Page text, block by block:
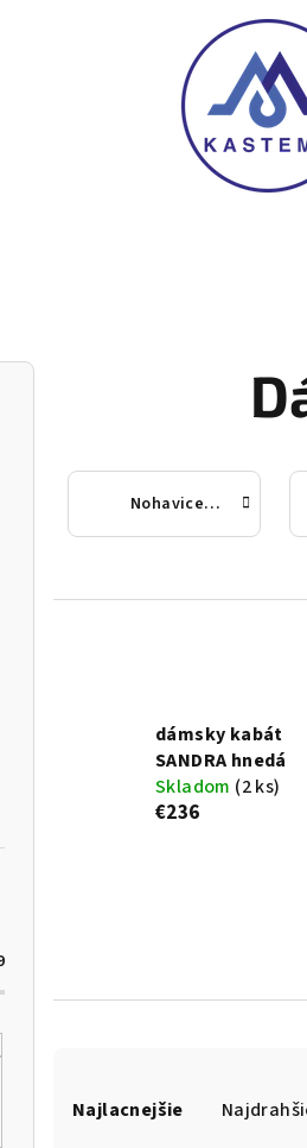
Nohavice a šaty
dámsky kabát
SANDRA hnedá
Skladom (2 ks)
€236
aNajlacnejšie